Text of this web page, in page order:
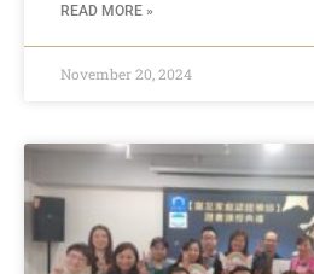
READ MORE »
November 20, 2024